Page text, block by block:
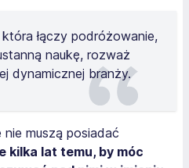
łączy podróżowanie,
naukę, rozważ
dynamicznej branży.
muszą posiadać
kilka lat temu, by móc